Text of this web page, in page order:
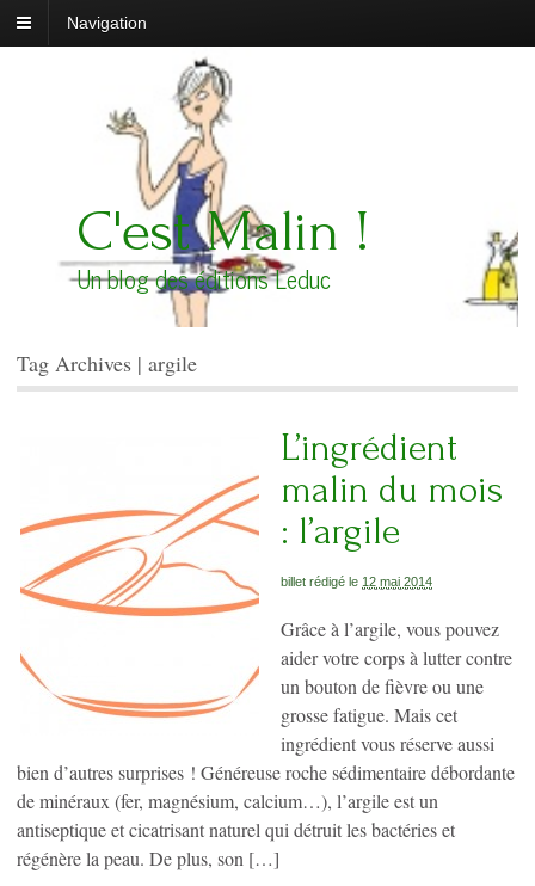
Navigation
C'est Malin !
Un blog des éditions Leduc
Tag Archives | argile
L’ingrédient
malin du mois
: l’argile
billet rédigé le 12 mai 2014
Grâce à l’argile, vous pouvez
aider votre corps à lutter contre
un bouton de fièvre ou une
grosse fatigue. Mais cet
ingrédient vous réserve aussi
bien d’autres surprises ! Généreuse roche sédimentaire débordante
de minéraux (fer, magnésium, calcium…), l’argile est un
antiseptique et cicatrisant naturel qui détruit les bactéries et
régénère la peau. De plus, son […]